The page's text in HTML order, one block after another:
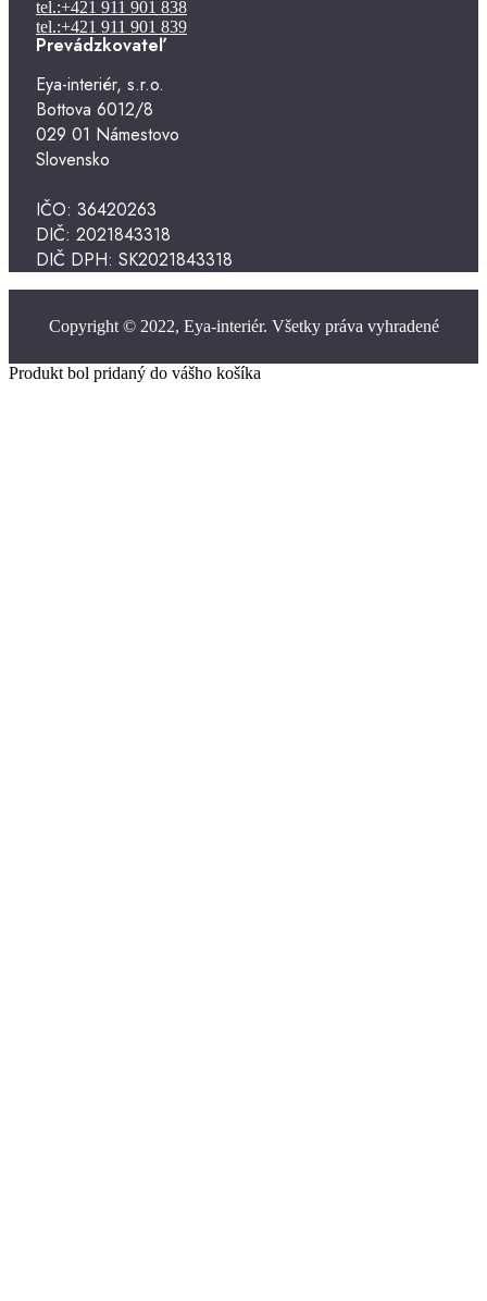
tel.:+421 911 901 838
tel.:+421 911 901 839
Prevádzkovateľ
Eya-interiér, s.r.o.
Bottova 6012/8
029 01 Námestovo
Slovensko
IČO: 36420263
DIČ: 2021843318
DIČ DPH: SK2021843318
Copyright © 2022, Eya-interiér. Všetky práva vyhradené
Produkt bol pridaný do vášho košíka